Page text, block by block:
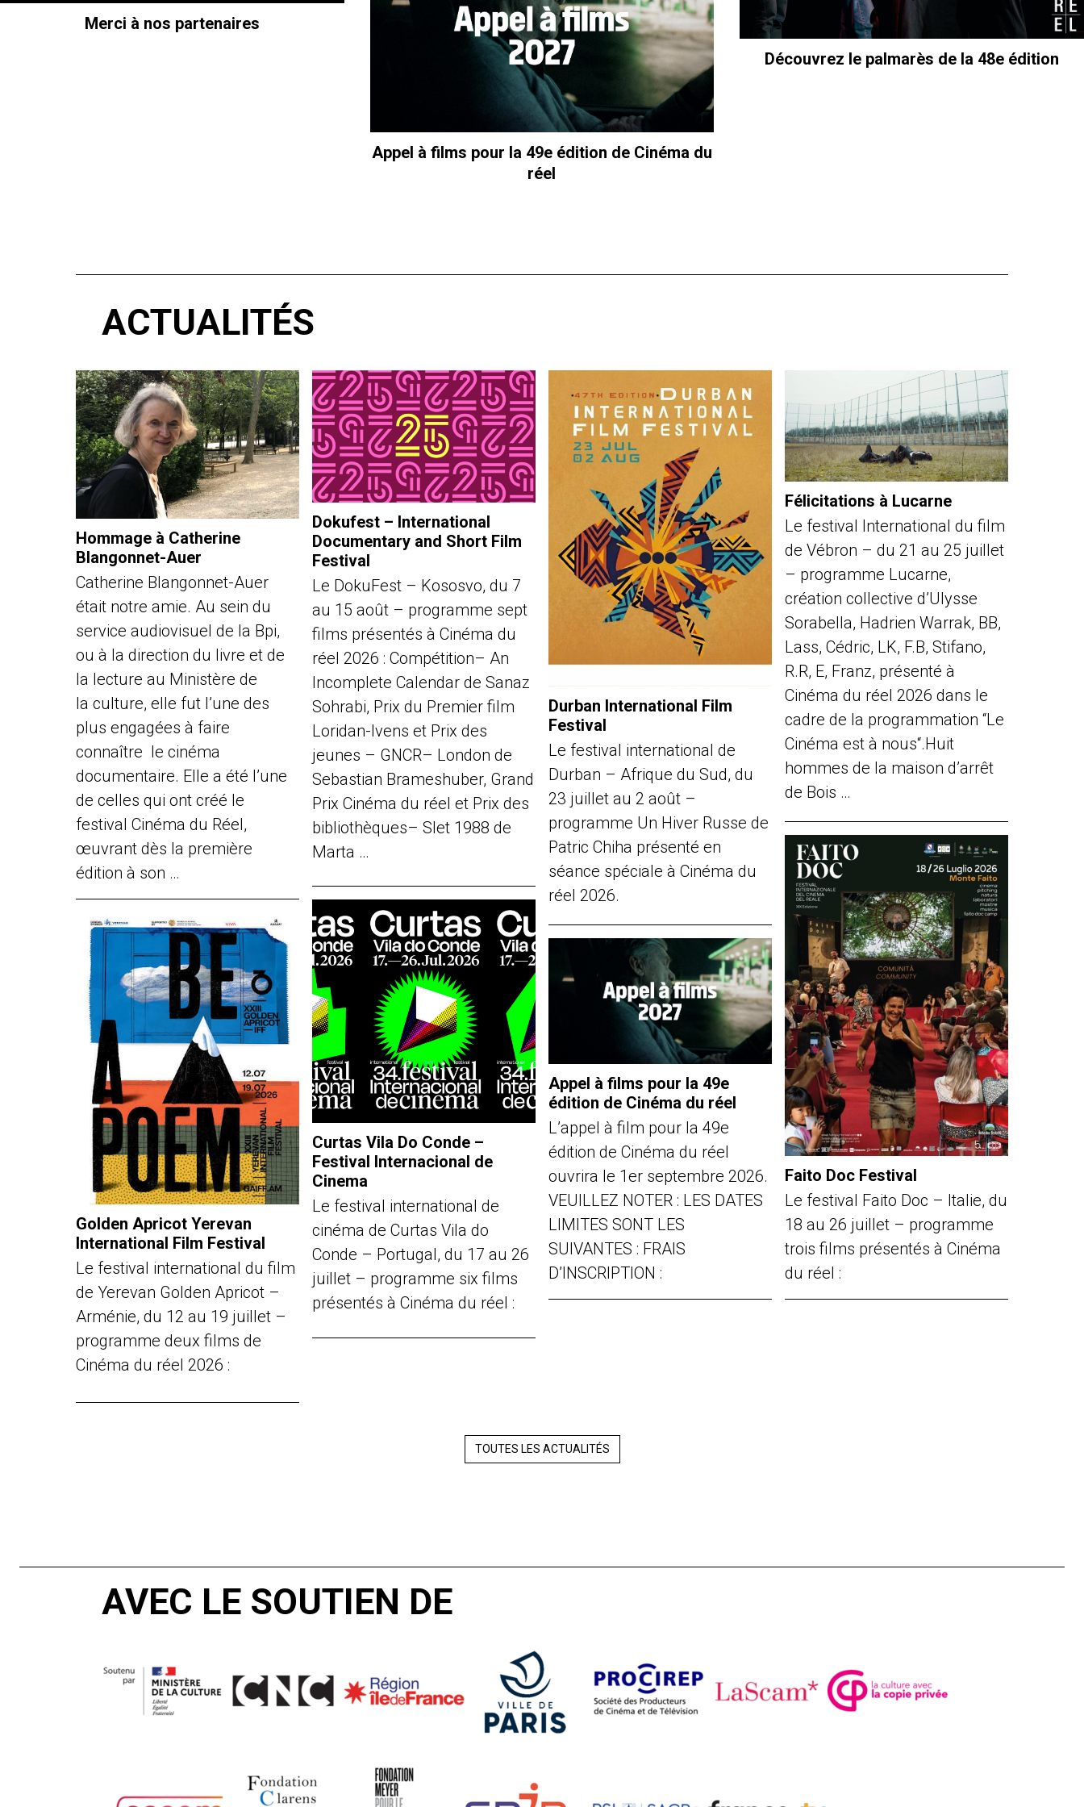
Merci à nos partenaires
Appel à films pour la 49e édition de Cinéma du
réel
Découvrez le palmarès de la 48e édition
ACTUALITÉS
Hommage à Catherine
Blangonnet-Auer
Catherine Blangonnet-Auer
était notre amie. Au sein du
service audiovisuel de la Bpi,
ou à la direction du livre et de
la lecture au Ministère de
la culture, elle fut l’une des
plus engagées à faire
connaître le cinéma
documentaire. Elle a été l’une
de celles qui ont créé le
festival Cinéma du Réel,
œuvrant dès la première
édition à son …
Dokufest – International
Documentary and Short Film
Festival
Le DokuFest – Kososvo, du 7
au 15 août – programme sept
films présentés à Cinéma du
réel 2026 : Compétition– An
Incomplete Calendar de Sanaz
Sohrabi, Prix du Premier film
Loridan-Ivens et Prix des
jeunes – GNCR– London de
Sebastian Brameshuber, Grand
Prix Cinéma du réel et Prix des
bibliothèques– Slet 1988 de
Marta …
Durban International Film
Festival
Le festival international de
Durban – Afrique du Sud, du
23 juillet au 2 août –
programme Un Hiver Russe de
Patric Chiha présenté en
séance spéciale à Cinéma du
réel 2026.
Félicitations à Lucarne
Le festival International du film
de Vébron – du 21 au 25 juillet
– programme Lucarne,
création collective d’Ulysse
Sorabella, Hadrien Warrak, BB,
Lass, Cédric, LK, F.B, Stifano,
R.R, E, Franz, présenté à
Cinéma du réel 2026 dans le
cadre de la programmation “Le
Cinéma est à nous“.Huit
hommes de la maison d’arrêt
de Bois …
Faito Doc Festival
Le festival Faito Doc – Italie, du
18 au 26 juillet – programme
trois films présentés à Cinéma
du réel :
Curtas Vila Do Conde –
Festival Internacional de
Cinema
Le festival international de
cinéma de Curtas Vila do
Conde – Portugal, du 17 au 26
juillet – programme six films
présentés à Cinéma du réel :
Golden Apricot Yerevan
International Film Festival
Le festival international du film
de Yerevan Golden Apricot –
Arménie, du 12 au 19 juillet –
programme deux films de
Cinéma du réel 2026 :
Appel à films pour la 49e
édition de Cinéma du réel
L’appel à film pour la 49e
édition de Cinéma du réel
ouvrira le 1er septembre 2026.
VEUILLEZ NOTER : LES DATES
LIMITES SONT LES
SUIVANTES : FRAIS
D’INSCRIPTION :
TOUTES LES ACTUALITÉS
AVEC LE SOUTIEN DE